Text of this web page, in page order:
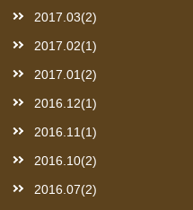
2017.03(2)
2017.02(1)
2017.01(2)
2016.12(1)
2016.11(1)
2016.10(2)
2016.07(2)